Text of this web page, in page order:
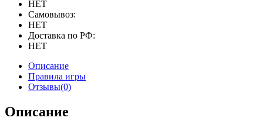
НЕТ
Самовывоз:
НЕТ
Доставка по РФ:
НЕТ
Описание
Правила игры
Отзывы(0)
Описание